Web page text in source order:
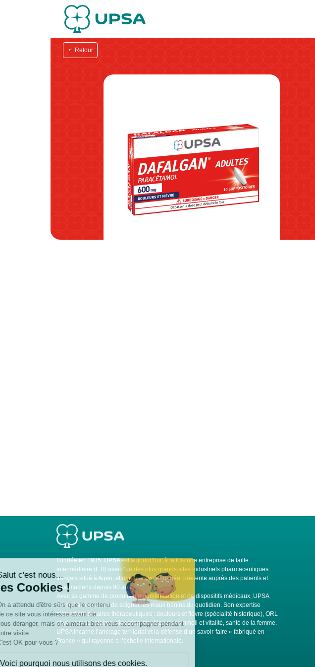
Retour
Fondée en 1935, UPSA est aujourd’hui, à la fois une entreprise de taille
intermédiaire (ETI) avec l’un des plus grands sites industriels pharmaceutiques
français situé à Agen, et une marque engagée, présente auprès des patients et
pharmaciens depuis 90 ans.
Avec sa gamme de produits d’automédication et de dispositifs médicaux, UPSA
permet aux patients de soigner les maux bénins du quotidien. Son expertise
s’étend sur six aires thérapeutiques : douleurs et fièvre (spécialité historique), ORL
et voies respiratoires, digestion, troubles du sommeil et vitalité, santé de la femme.
UPSA incarne l’ancrage territorial et la défense d’un savoir-faire « fabriqué en
France » qui rayonne à l’échelle internationale.